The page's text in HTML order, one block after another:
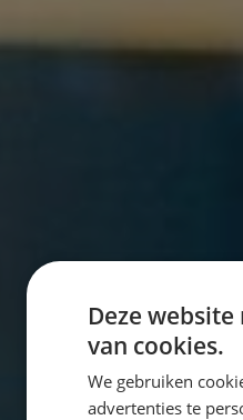
Deze
van cookies.
We gebruiken
advertenties te